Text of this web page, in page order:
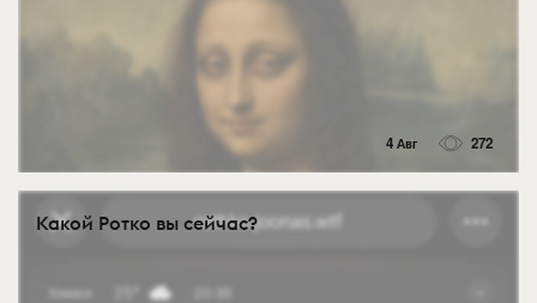
4 Авг 272
Какой Ротко вы сейчас?